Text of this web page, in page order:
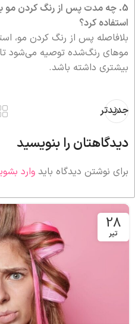
5. چه مدت پس از رنگ کردن
استفاده کرد؟
بلافاصله پس از رنگ کردن مو،
موهای رنگ‌شده توصیه می‌شود
بیشتری داشته باشد.
جدیدتر
دیدگاهتان را بنویسید
برای نوشتن دیدگاه باید وارد
28
تیر